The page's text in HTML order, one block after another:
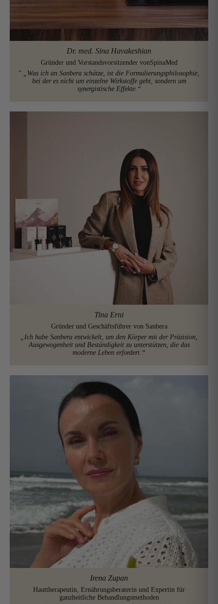
Dr. med. Sina Havakeshian
Gründer und Vorstandsvorsitzender vonSpinaMed
" „Was ich an Sanbera schätze, ist die Formulierungsphilosophie,
bei der es nicht um einzelne Wirkstoffe geht, sondern um
synergistische Effekte.“
Tina Erni
Gründer und Geschäftsführer von Sanbera
„Ich habe Sanbera entwickelt, um den Körper mit der Präzision,
Ausgewogenheit und Beständigkeit zu unterstützen, die das
moderne Leben erfordert.“
Irena Zupan
Hauttherapeutin, Ernährungsberaterin und Expertin für
ganzheitliche Behandlungsmethoden